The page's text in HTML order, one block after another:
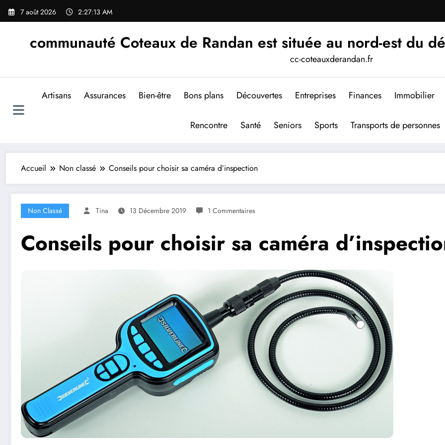
Aller
7 août 2026 2:27:14 AM
communauté Coteaux de Randan est située au nord-est du
cc-coteauxderandan.fr
Artisans Assurances Bien-être Bons plans Découvertes Entreprises Finances Immobilier
Rencontre Santé Seniors Sports Transports de personnes
Accueil Non classé Conseils pour choisir sa caméra d’inspection
Non Classé Tina 13 Décembre 2019 1 Commentaires
Conseils pour choisir sa caméra